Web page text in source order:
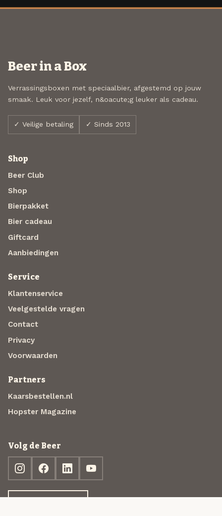
Beer in a Box
Verrassingsboxen met speciaalbier, afgestemd op jouw
smaak. Leuk voor jezelf, n&oacute;g leuker als cadeau.
✓ Veilige betaling ✓ Sinds 2013
Shop
Beer Club
Shop
Bierpakket
Bier cadeau
Giftcard
Aanbiedingen
Service
Klantenservice
Veelgestelde vragen
Contact
Privacy
Voorwaarden
Partners
Kaarsbestellen.nl
Hopster Magazine
Volg de Beer